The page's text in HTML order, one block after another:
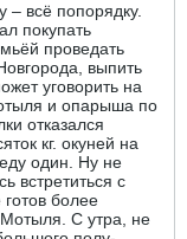
всё попорядку.
покупать
проведать
выпить
уговорить на
и опарыша по
отказался
кг. окуней на
один. Ну не
встретиться с
более
Мотыля. С утра, не